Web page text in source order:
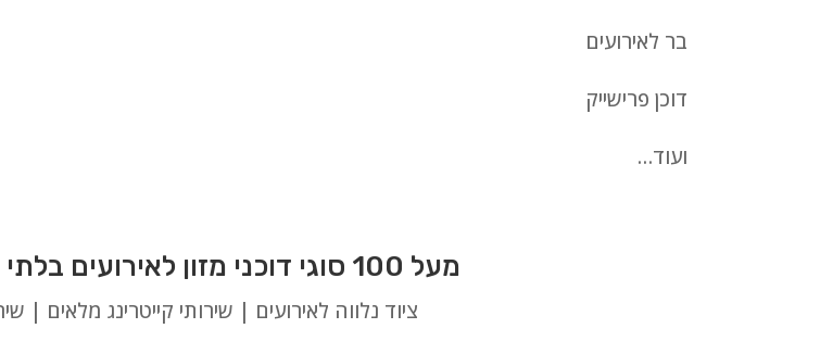
בר לאירועים
דוכן פרישייק
ועוד…
מעל 100 סוגי דוכני מזון לאירועים בלתי נשכחים בקרית מלאכי
ציוד נלווה לאירועים | שירותי קייטרינג מלאים |